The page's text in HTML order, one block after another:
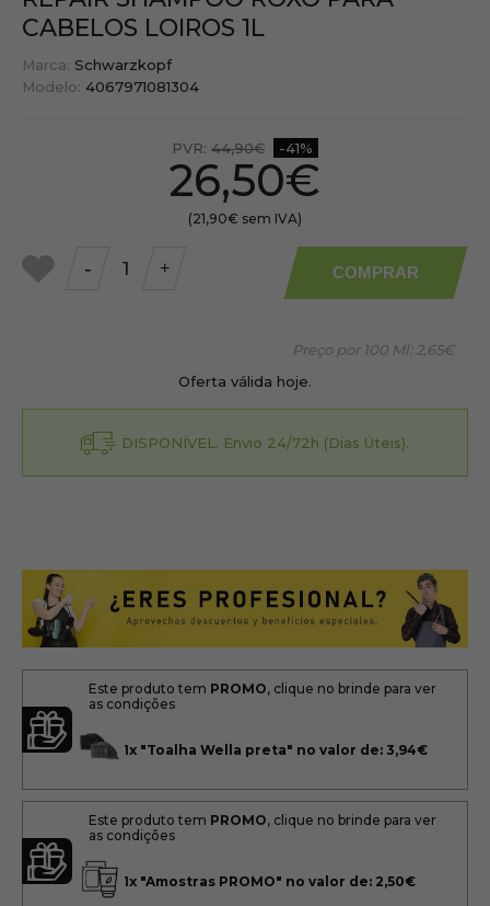
CABELOS LOIROS 1L
Marca: Schwarzkopf
Modelo: 4067971081304
PVR: 44,90€ -41%
26,50€
(21,90€ sem IVA)
- + COMPRAR
Preço por 100 Ml: 2,65€
Oferta válida hoje.
DISPONÍVEL. Envio 24/72h (Dias Úteis).
Este produto tem PROMO, clique no brinde para ver
as condições
1x "Toalha Wella preta" no valor de: 3,94€
Este produto tem PROMO, clique no brinde para ver
as condições
1x "Amostras PROMO" no valor de: 2,50€